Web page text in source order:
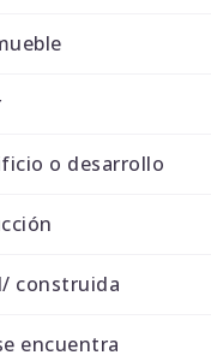
o desarrollo
construida
encuentra